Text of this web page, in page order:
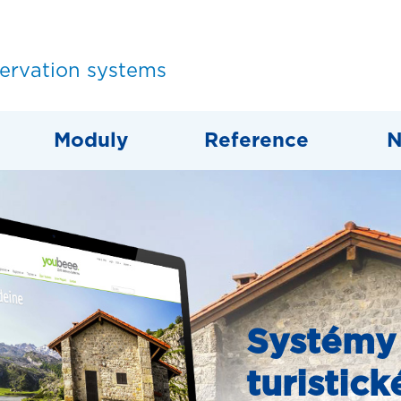
systems
Moduly Reference